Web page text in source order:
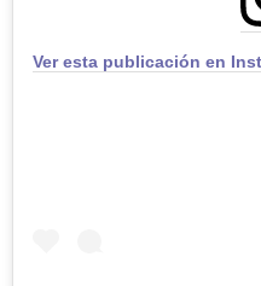
Ver esta publicación en